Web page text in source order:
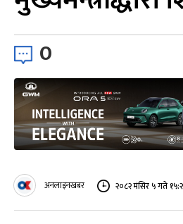
0
अनलाइनखबर २०८२ मंसिर ५ गते